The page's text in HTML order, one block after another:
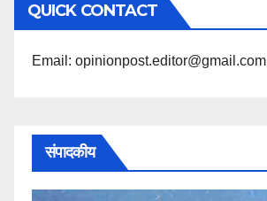
पढ़ें
QUICK CONTACT
Email: opinionpost.editor@gmail.com
संपादकीय